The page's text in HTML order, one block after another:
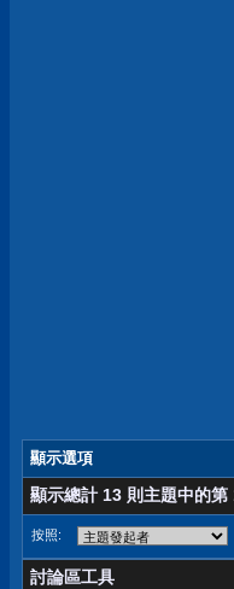
顯示選項
顯示總計 13 則主題中的第
按照:
討論區工具